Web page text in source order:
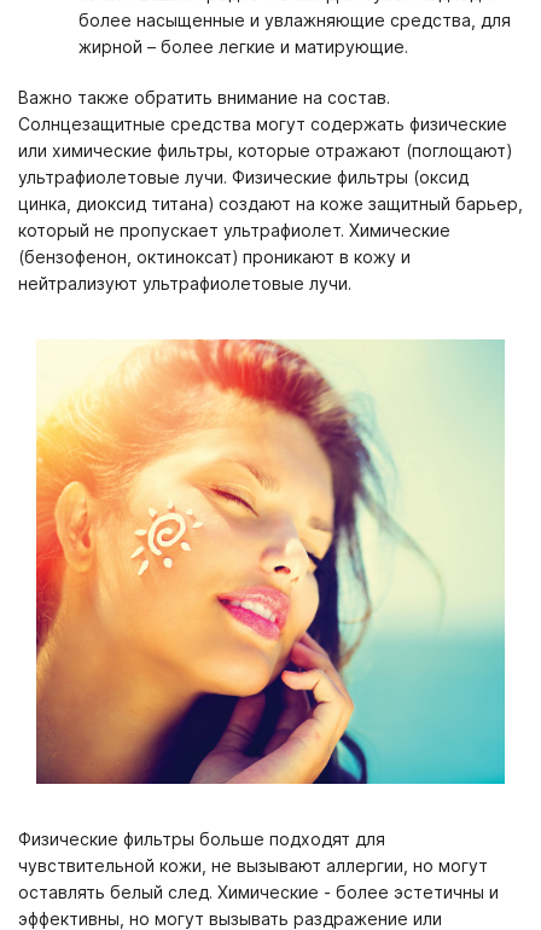
более насыщенные и увлажняющие средства, для
жирной – более легкие и матирующие.
Важно также обратить внимание на состав.
Солнцезащитные средства могут содержать физические
или химические фильтры, которые отражают (поглощают)
ультрафиолетовые лучи. Физические фильтры (оксид
цинка, диоксид титана) создают на коже защитный барьер,
который не пропускает ультрафиолет. Химические
(бензофенон, октиноксат) проникают в кожу и
нейтрализуют ультрафиолетовые лучи.
Физические фильтры больше подходят для
чувствительной кожи, не вызывают аллергии, но могут
оставлять белый след. Химические - более эстетичны и
эффективны, но могут вызывать раздражение или